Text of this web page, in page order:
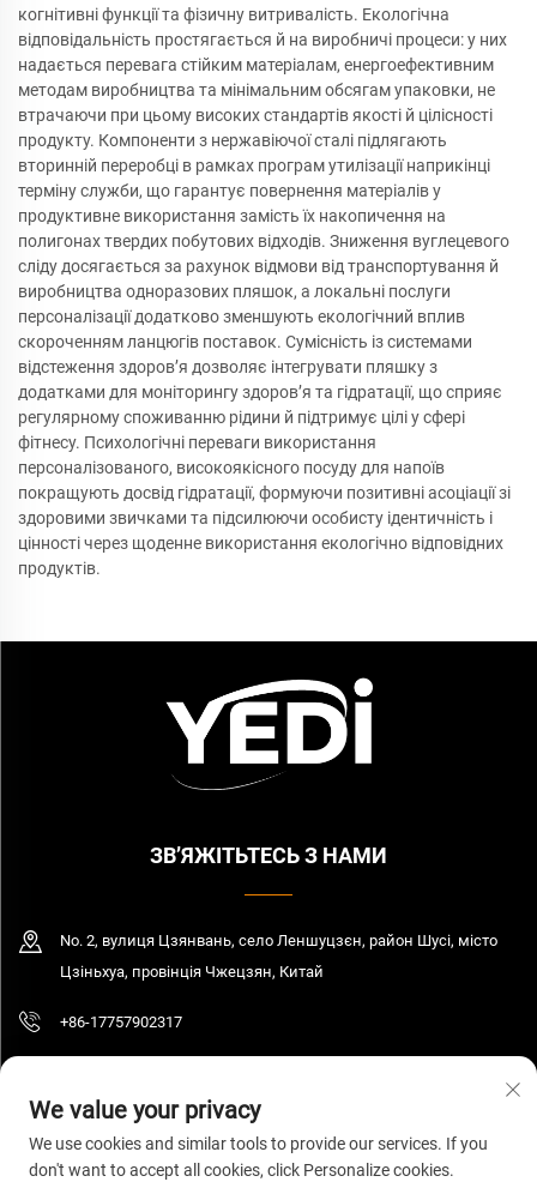
когнітивні функції та фізичну витривалість. Екологічна
відповідальність простягається й на виробничі процеси: у них
надається перевага стійким матеріалам, енергоефективним
методам виробництва та мінімальним обсягам упаковки, не
втрачаючи при цьому високих стандартів якості й цілісності
продукту. Компоненти з нержавіючої сталі підлягають
вторинній переробці в рамках програм утилізації наприкінці
терміну служби, що гарантує повернення матеріалів у
продуктивне використання замість їх накопичення на
полигонах твердих побутових відходів. Зниження вуглецевого
сліду досягається за рахунок відмови від транспортування й
виробництва одноразових пляшок, а локальні послуги
персоналізації додатково зменшують екологічний вплив
скороченням ланцюгів поставок. Сумісність із системами
відстеження здоров’я дозволяє інтегрувати пляшку з
додатками для моніторингу здоров’я та гідратації, що сприяє
регулярному споживанню рідини й підтримує цілі у сфері
фітнесу. Психологічні переваги використання
персоналізованого, високоякісного посуду для напоїв
покращують досвід гідратації, формуючи позитивні асоціації зі
здоровими звичками та підсилюючи особисту ідентичність і
цінності через щоденне використання екологічно відповідних
продуктів.
ЗВ’ЯЖІТЬТЕСЬ З НАМИ
No. 2, вулиця Цзянвань, село Леншуцзєн, район Шусі, місто
Цзіньхуа, провінція Чжецзян, Китай
+86-17757902317
© 2026 Цзянсу Єді Індастрі енд Трейд Компані Лтд. Всі права захищені.
We value your privacy
We use cookies and similar tools to provide our services. If you
don't want to accept all cookies, click Personalize cookies.